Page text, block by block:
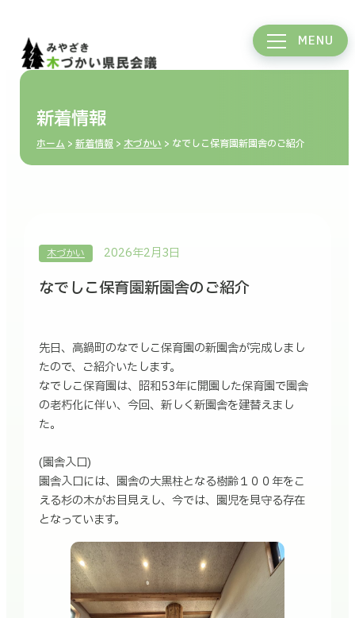
MENU
新着情報
ホーム >新着情報 > 木づかい > なでしこ保育園新園舎のご紹介
木づかい 2026年2月3日
なでしこ保育園新園舎のご紹介
先日、高鍋町のなでしこ保育園の新園舎が完成しまし
たので、ご紹介いたします。
なでしこ保育園は、昭和53年に開園した保育園で園舎
の老朽化に伴い、今回、新しく新園舎を建替えまし
た。
(園舎入口)
園舎入口には、園舎の大黒柱となる樹齢１００年をこ
える杉の木がお目見えし、今では、園児を見守る存在
となっています。